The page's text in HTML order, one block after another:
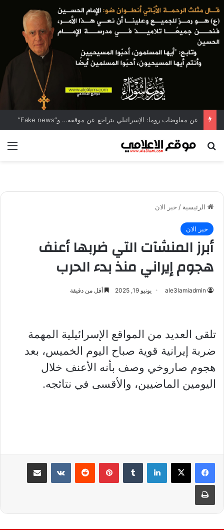
عن مفاوضات روما: الإسرائيلي يتراجع عن موقفه… و”Fake news”
بحث عن
الرئيسية / خبر الان
خبر الان
أبرز المنشآت التي ضربها أعنف
هجوم إيراني منذ بدء الحرب
ale3lamiadmin يونيو 19, 2025 أقل من دقيقة
تلقى العديد من المواقع الإسرائيلية المهمة
ضربة إيرانية قوية صباح اليوم الخميس، بعد
هجوم صاروخي وصف بأنه الأعنف خلال
اليومين الماضيين، والأقسى في نتائجه.
لينكدإن بينتيريست مشاركة عبر البريد
طباعة